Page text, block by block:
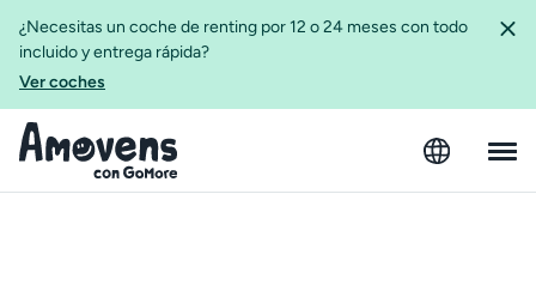
¿Necesitas un coche de renting por 12 o 24 meses con todo
incluido y entrega rápida?
Ver coches